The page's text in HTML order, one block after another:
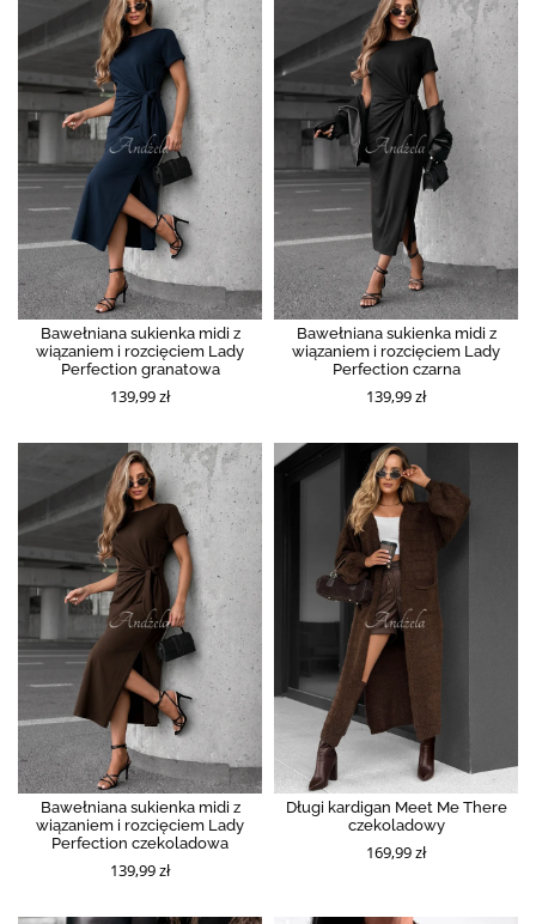
Bawełniana sukienka midi z
wiązaniem i rozcięciem Lady
Perfection granatowa
139,99 zł
Bawełniana sukienka midi z
wiązaniem i rozcięciem Lady
Perfection czarna
139,99 zł
Bawełniana sukienka midi z
wiązaniem i rozcięciem Lady
Perfection czekoladowa
139,99 zł
Długi kardigan Meet Me There
czekoladowy
169,99 zł